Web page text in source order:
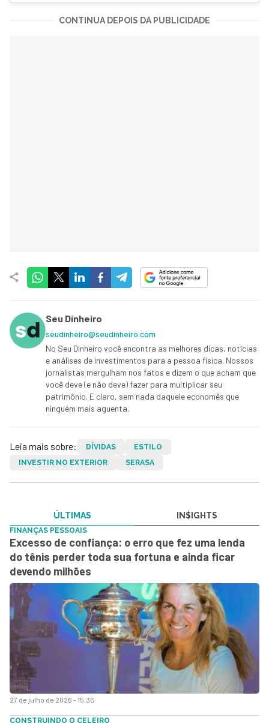
CONTINUA DEPOIS DA PUBLICIDADE
Seu Dinheiro
seudinheiro@seudinheiro.com
No Seu Dinheiro você encontra as melhores dicas, notícias
e análises de investimentos para a pessoa física. Nossos
jornalistas mergulham nos fatos e dizem o que acham que
você deve (e não deve) fazer para multiplicar seu
patrimônio. E claro, sem nada daquele economês que
ninguém mais aguenta.
Leia mais sobre: DÍVIDAS
ESTILO
INVESTIR NO EXTERIOR
SERASA
ÚLTIMAS IN$IGHTS
27 de julho de 2026 - 15:36
FINANÇAS PESSOAIS
Excesso de confiança: o erro que fez uma lenda
do tênis perder toda sua fortuna e ainda ficar
devendo milhões
CONSTRUINDO O CELEIRO